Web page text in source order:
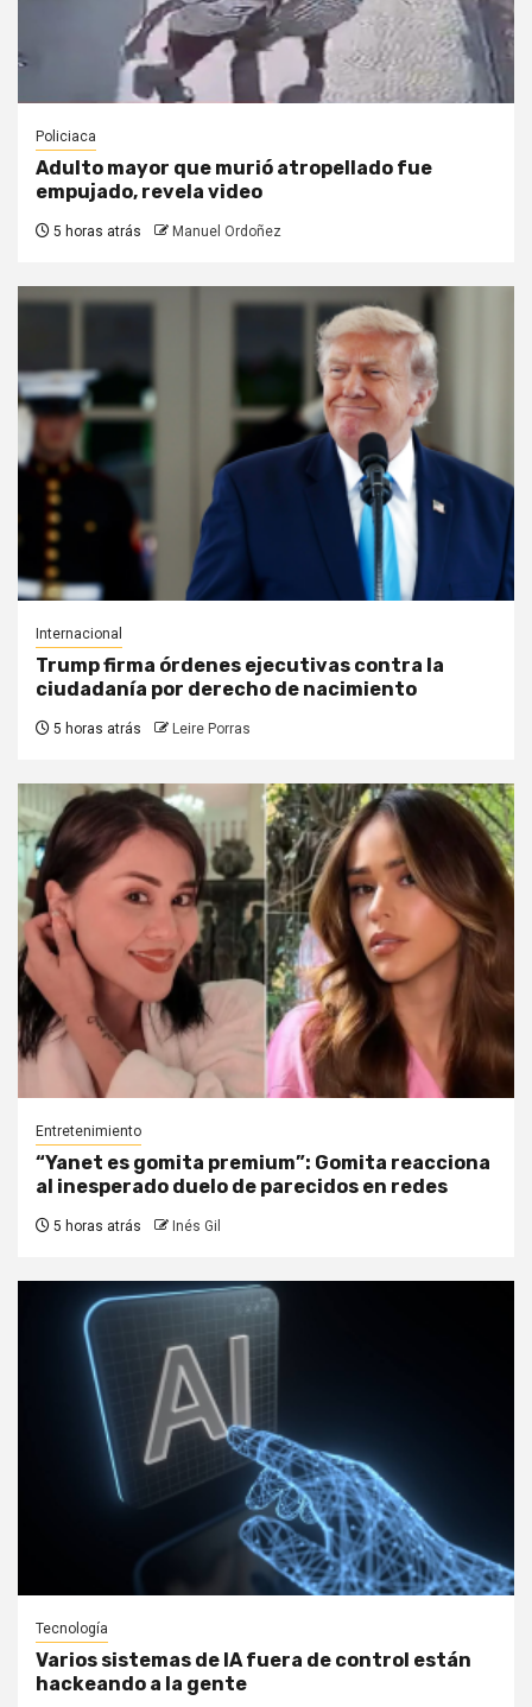
Policiaca
Adulto mayor que murió atropellado fue
empujado, revela video
5 horas atrás Manuel Ordoñez
Internacional
Trump firma órdenes ejecutivas contra la
ciudadanía por derecho de nacimiento
5 horas atrás Leire Porras
Entretenimiento
“Yanet es gomita premium”: Gomita reacciona
al inesperado duelo de parecidos en redes
5 horas atrás Inés Gil
Tecnología
Varios sistemas de IA fuera de control están
hackeando a la gente